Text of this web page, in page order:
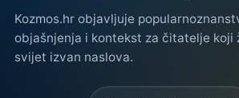
Kozmos.hr objavljuje
objašnjenja i kontekst za čitatelje koji
svijet izvan naslova.